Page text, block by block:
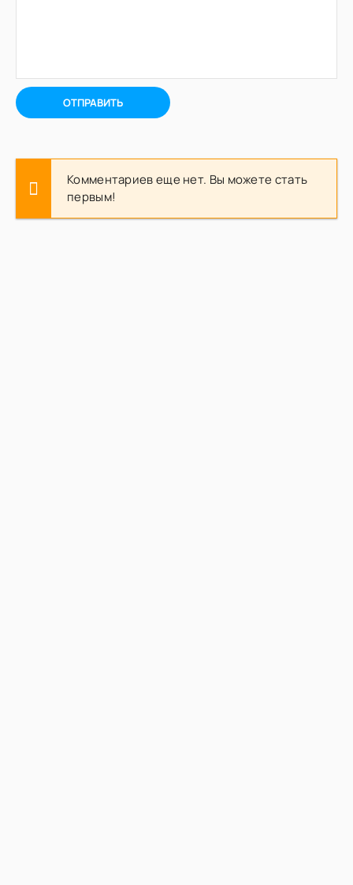
ОТПРАВИТЬ
Комментариев еще нет. Вы можете стать
первым!